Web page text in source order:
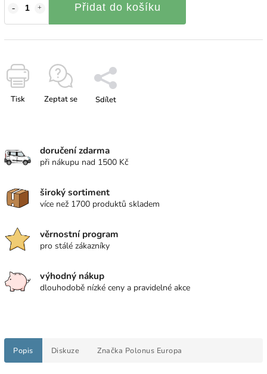
Přidat do košíku
Tisk Zeptat se Sdílet
doručení zdarma
při nákupu nad 1500 Kč
široký sortiment
více než 1700 produktů skladem
věrnostní program
pro stálé zákazníky
výhodný nákup
dlouhodobě nízké ceny a pravidelné akce
Popis Diskuze Značka Polonus Europa